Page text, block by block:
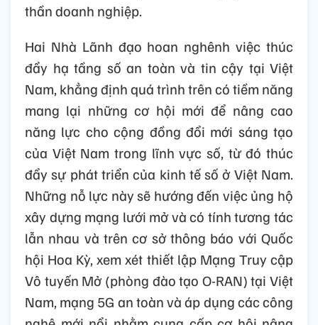
thần doanh nghiệp.
Hai Nhà Lãnh đạo hoan nghênh việc thúc
đẩy hạ tầng số an toàn và tin cậy tại Việt
Nam, khẳng định quá trình trên có tiềm năng
mang lại những cơ hội mới để nâng cao
năng lực cho cộng đồng đổi mới sáng tạo
của Việt Nam trong lĩnh vực số, từ đó thúc
đẩy sự phát triển của kinh tế số ở Việt Nam.
Những nỗ lực này sẽ hướng đến việc ủng hộ
xây dựng mạng lưới mở và có tính tương tác
lẫn nhau và trên cơ sở thông báo với Quốc
hội Hoa Kỳ, xem xét thiết lập Mạng Truy cập
Vô tuyến Mở (phòng đào tạo O-RAN) tại Việt
Nam, mạng 5G an toàn và áp dụng các công